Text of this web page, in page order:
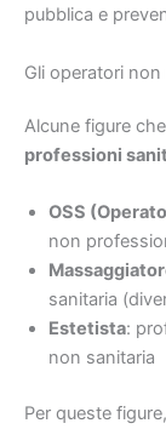
pubblica e
Gli operatori
Alcune figure
professioni
OSS
non
sanitaria
Estetista:
non sanitaria
Per queste